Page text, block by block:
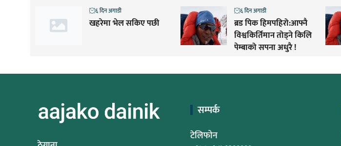
खहरेमा भेल सकिए पछी
६ दिन अगाडी
ब्रड पिक हिमपहिरो:आफ्नै
विश्वकिर्तिमान तोड्ने किलि
पेम्बाको सपना अधुरै !
६ दिन अगाडी
सम्पर्क
टेलिफोन